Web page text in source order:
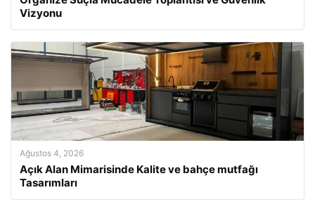
Vizyonu
Ağustos 4, 2026
Açık Alan Mimarisinde Kalite ve bahçe mutfağı
Tasarımları